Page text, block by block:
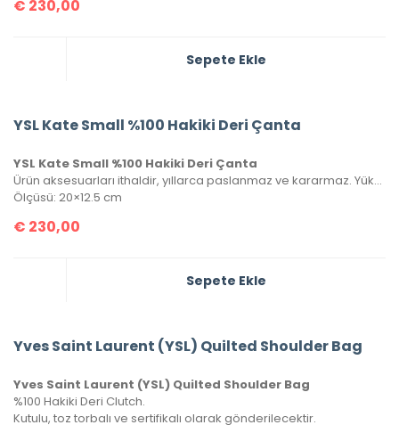
€ 230,00
Sepete Ekle
YSL Kate Small %100 Hakiki Deri Çanta
YSL Kate Small %100 Hakiki Deri Çanta
Ürün aksesuarları ithaldir, yıllarca paslanmaz ve kararmaz. Yüksek kalite roys deriden üretilmiştir, tüm metal aksamlarında Saint Laurent yazısı mevcuttur. Kutulu, toz torbalı ve sertifikalı olarak gönderilecektir.
Ölçüsü: 20×12.5 cm
€ 230,00
Sepete Ekle
Yves Saint Laurent (YSL) Quilted Shoulder Bag
Yves Saint Laurent (YSL) Quilted Shoulder Bag
%100 Hakiki Deri Clutch.
Kutulu, toz torbalı ve sertifikalı olarak gönderilecektir.